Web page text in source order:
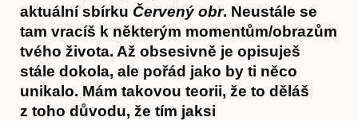
aktuální sbírku Červený obr. Neustále se
tam vracíš k některým momentům/obrazům
tvého života. Až obsesivně je opisuješ
stále dokola, ale pořád jako by ti něco
unikalo. Mám takovou teorii, že to děláš
z toho důvodu, že tím jaksi